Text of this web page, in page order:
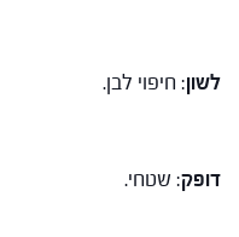
לשון: חיפוי לבן.
דופק: שטחי.